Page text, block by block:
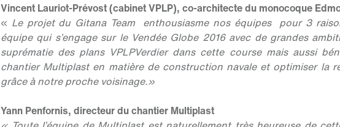
Vincent Lauriot-Prévost (cabinet VPLP), co-architecte du monocoque
« Le projet du Gitana Team enthousiasme nos équipes pour 3
équipe qui s’engage sur le Vendée Globe 2016 avec de grandes
suprématie des plans VPLPVerdier dans cette course mais aussi
chantier Multiplast en matière de construction navale et optimiser la
grâce à notre proche voisinage.»
Yann Penfornis, directeur du chantier Multiplast